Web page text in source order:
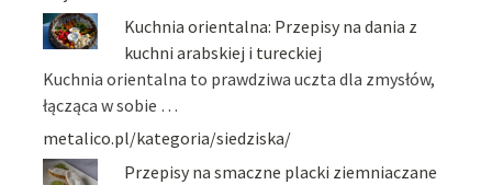
Kuchnia orientalna: Przepisy na dania z
kuchni arabskiej i tureckiej
Kuchnia orientalna to prawdziwa uczta dla zmysłów,
łącząca w sobie …
metalico.pl/kategoria/siedziska/
Przepisy na smaczne placki ziemniaczane